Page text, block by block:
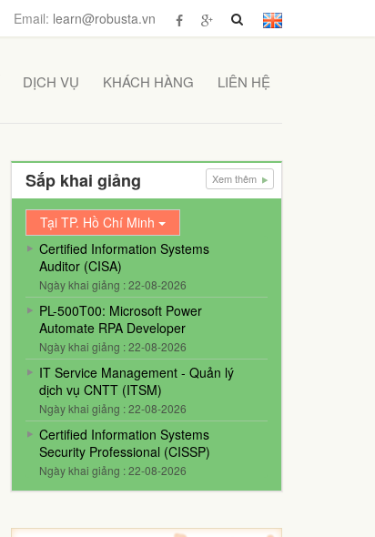
Email: learn@robusta.vn
DỊCH VỤ KHÁCH HÀNG LIÊN HỆ
Sắp khai giảng Xem thêm
Tại TP. Hồ Chí Minh
Certified Information Systems
Auditor (CISA)
Ngày khai giảng : 22-08-2026
PL-500T00: Microsoft Power
Automate RPA Developer
Ngày khai giảng : 22-08-2026
IT Service Management - Quản lý
dịch vụ CNTT (ITSM)
Ngày khai giảng : 22-08-2026
Certified Information Systems
Security Professional (CISSP)
Ngày khai giảng : 22-08-2026